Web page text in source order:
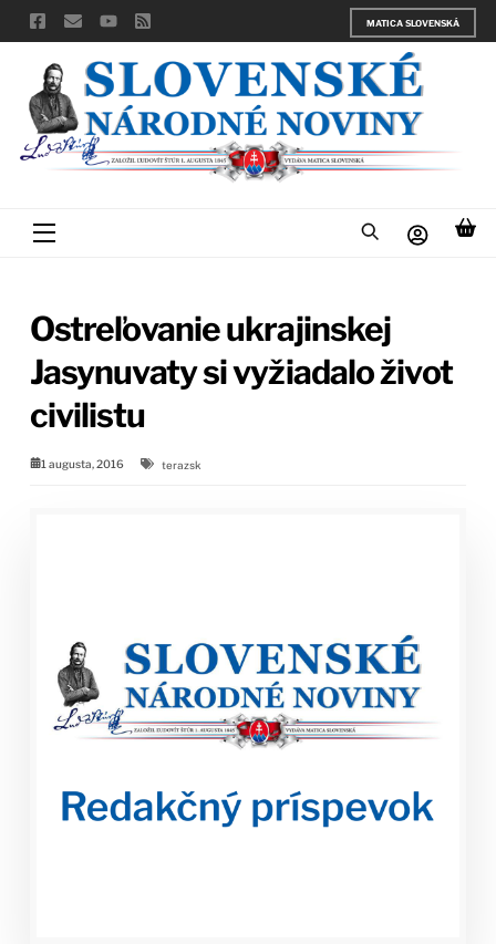
Skip
to
content
MATICA SLOVENSKÁ
Menu
Ostreľovanie ukrajinskej
Jasynuvaty si vyžiadalo život
civilistu
1 augusta, 2016 terazsk